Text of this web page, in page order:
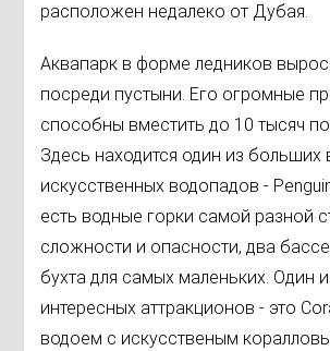
расположен недалеко от Дубая.
Аквапарк в форме ледников
посреди пустыни. Его огромные
способны вместить до 10 тысяч
Здесь находится один из больших
искусственных водопадов -
есть водные горки самой разной
сложности и опасности, два
бухта для самых маленьких. Один
интересных аттракционов - это
водоем с искусственым